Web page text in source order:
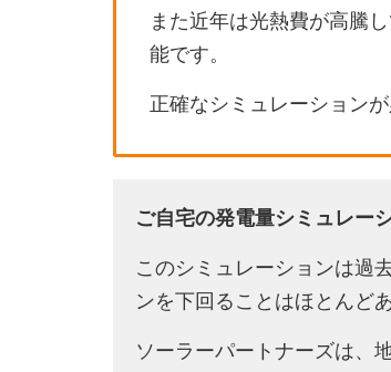
また近年は光熱費が高騰
能です。
正確なシミュレーション
ご自宅の発電量シミュレー
このシミュレーションは過
ンを下回ることはほとんど
ソーラーパートナーズは、